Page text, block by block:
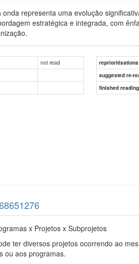
onda representa uma evolução
estratégica e integrada, com
not read
reprioritisations
suggested re-
finished
x Projetos x Subprojetos
ter diversos projetos ocorrendo ao
ou aos programas.